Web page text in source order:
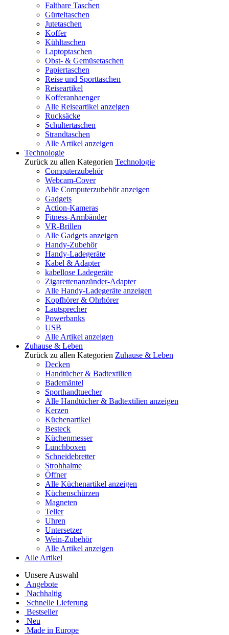
Faltbare Taschen
Gürteltaschen
Jutetaschen
Koffer
Kühltaschen
Laptoptaschen
Obst- & Gemüsetaschen
Papiertaschen
Reise und Sporttaschen
Reiseartikel
Kofferanhaenger
Alle Reiseartikel anzeigen
Rucksäcke
Schultertaschen
Strandtaschen
Alle Artikel anzeigen
Technologie
Zurück zu allen Kategorien Technologie
Computerzubehör
Webcam-Cover
Alle Computerzubehör anzeigen
Gadgets
Action-Kameras
Fitness-Armbänder
VR-Brillen
Alle Gadgets anzeigen
Handy-Zubehör
Handy-Ladegeräte
Kabel & Adapter
kabellose Ladegeräte
Zigarettenanzünder-Adapter
Alle Handy-Ladegeräte anzeigen
Kopfhörer & Ohrhörer
Lautsprecher
Powerbanks
USB
Alle Artikel anzeigen
Zuhause & Leben
Zurück zu allen Kategorien Zuhause & Leben
Decken
Handtücher & Badtextilien
Bademäntel
Sporthandtuecher
Alle Handtücher & Badtextilien anzeigen
Kerzen
Küchenartikel
Besteck
Küchenmesser
Lunchboxen
Schneidebretter
Strohhalme
Öffner
Alle Küchenartikel anzeigen
Küchenschürzen
Magneten
Teller
Uhren
Untersetzer
Wein-Zubehör
Alle Artikel anzeigen
Alle Artikel
Unsere Auswahl
Angebote
Nachhaltig
Schnelle Lieferung
Bestseller
Neu
Made in Europe